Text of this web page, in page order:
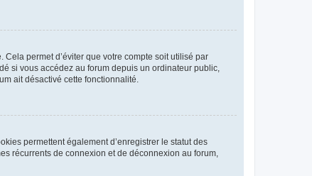
permet d’éviter que votre compte soit utilisé par
si vous accédez au forum depuis un ordinateur public,
ait désactivé cette fonctionnalité.
permettent également d’enregistrer le statut des
récurrents de connexion et de déconnexion au forum,